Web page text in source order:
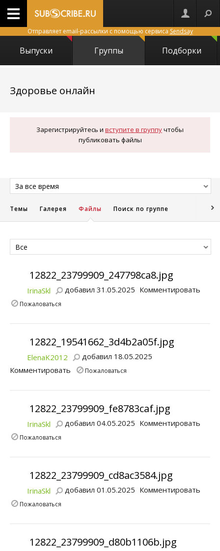
Отправляет email-рассылки с помощью сервиса Sendsay
Выпуски Группы Подборки
Здоровье онлайн
Зарегистрируйтесь и вступите в группучтобы
публиковать файлы
За все время
Темы Галерея Файлы Поиск по группе
Все
12822_23799909_247798ca8.jpg
IrinaSkl добавил 31.05.2025 Комментировать
Пожаловаться
12822_19541662_3d4b2a05f.jpg
ElenaK2012
добавил 18.05.2025
Комментировать
Пожаловаться
12822_23799909_fe8783caf.jpg
IrinaSkl добавил 04.05.2025 Комментировать
Пожаловаться
12822_23799909_cd8ac3584.jpg
IrinaSkl добавил 01.05.2025 Комментировать
Пожаловаться
12822_23799909_d80b1106b.jpg